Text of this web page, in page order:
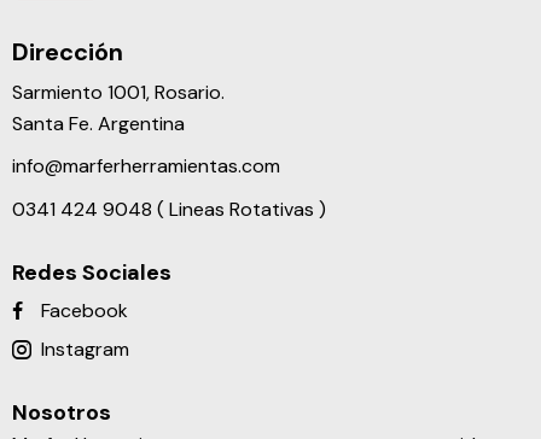
Dirección
Sarmiento 1001, Rosario.
Santa Fe. Argentina
info@marferherramientas.com
0341 424 9048 ( Lineas Rotativas )
Redes Sociales
Facebook
Instagram
Nosotros